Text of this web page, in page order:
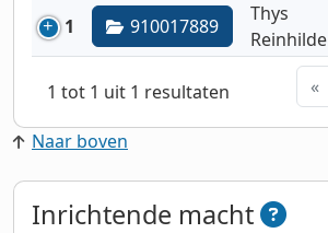
1 910017889
Thys
Reinhilde
1 tot 1 uit 1 resultaten «
Naar boven
Inrichtende macht